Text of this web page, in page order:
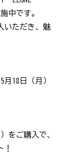
中です。
いただき、魅
18日（月）
をご購入で、